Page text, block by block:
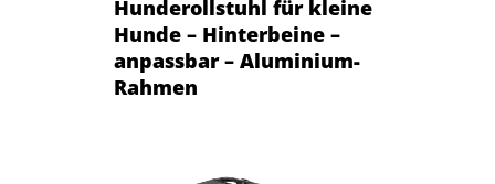
Hunderollstuhl für kleine
Hunde – Hinterbeine –
anpassbar – Aluminium-
Rahmen